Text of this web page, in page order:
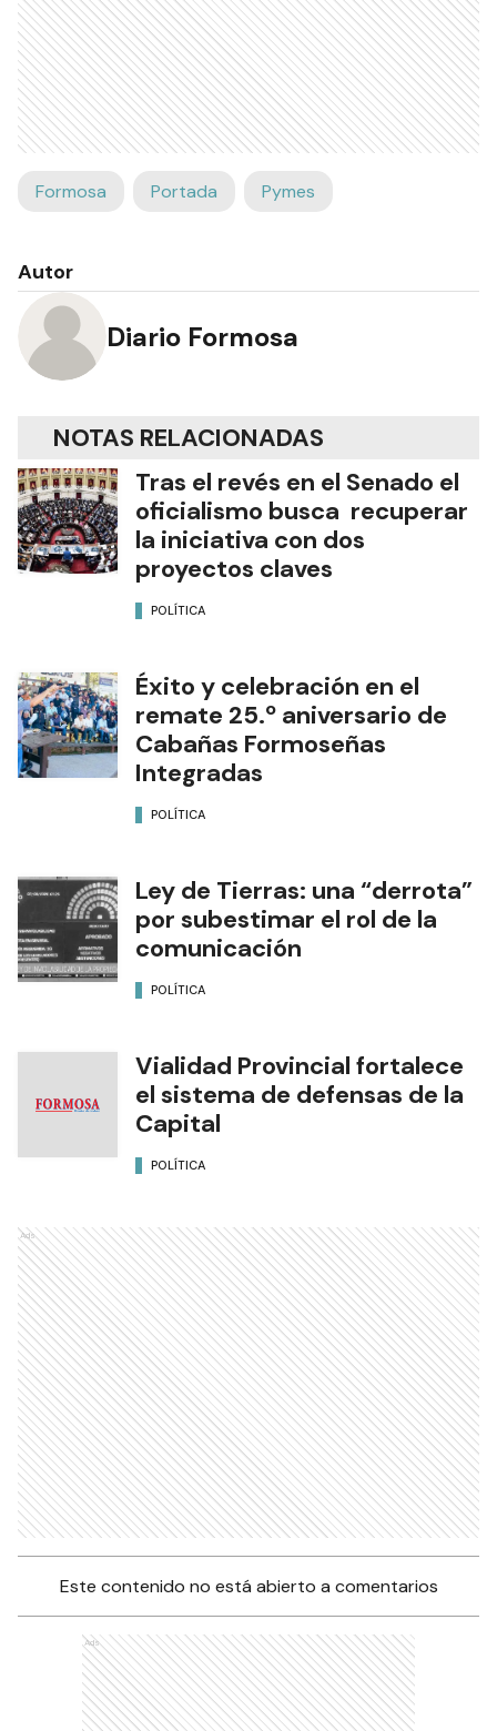
Formosa Portada Pymes
Autor
Diario Formosa
NOTAS RELACIONADAS
Tras el revés en el Senado el
oficialismo busca recuperar
la iniciativa con dos
proyectos claves
POLÍTICA
Éxito y celebración en el
remate 25.º aniversario de
Cabañas Formoseñas
Integradas
POLÍTICA
Ley de Tierras: una “derrota”
por subestimar el rol de la
comunicación
POLÍTICA
Vialidad Provincial fortalece
el sistema de defensas de la
Capital
POLÍTICA
Ads
Este contenido no está abierto a comentarios
Ads